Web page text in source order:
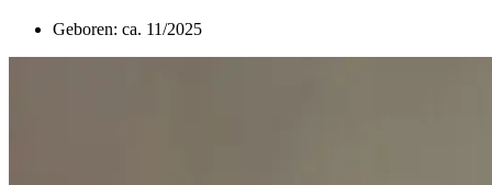
Geboren: ca. 11/2025